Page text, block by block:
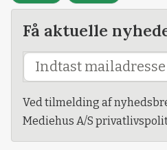
Få aktuelle
Ved tilmelding af
Mediehus A/S